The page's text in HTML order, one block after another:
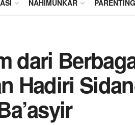
NAHIMUNKAR PARENTING
dari
Hadiri